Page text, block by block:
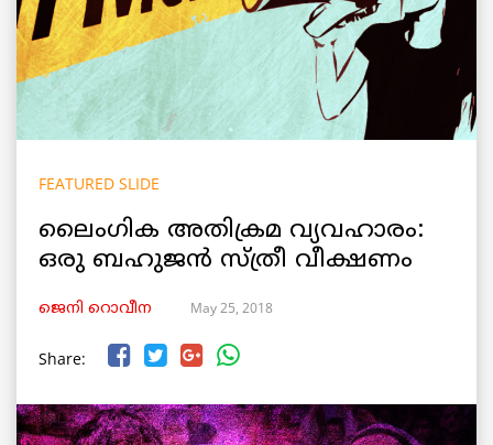
FEATURED SLIDE
ലൈംഗിക അതിക്രമ വ്യവഹാരം:
ഒരു ബഹുജന്‍ സ്ത്രീ വീക്ഷണം
ജെനി റൊവീന May 25, 2018
Share: